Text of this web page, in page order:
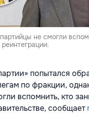
не смогли
попытался
по фракции,
вспомнить, кто
сообщает